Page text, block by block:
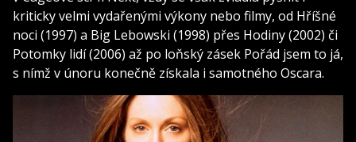
kriticky velmi vydařenými výkony nebo filmy, od Hříšné
noci (1997) a Big Lebowski (1998) přes Hodiny (2002) či
Potomky lidí (2006) až po loňský zásek Pořád jsem to já,
s nímž v únoru konečně získala i samotného Oscara.